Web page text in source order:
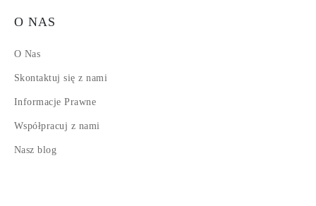
O NAS
O Nas
Skontaktuj się z nami
Informacje Prawne
Współpracuj z nami
Nasz blog